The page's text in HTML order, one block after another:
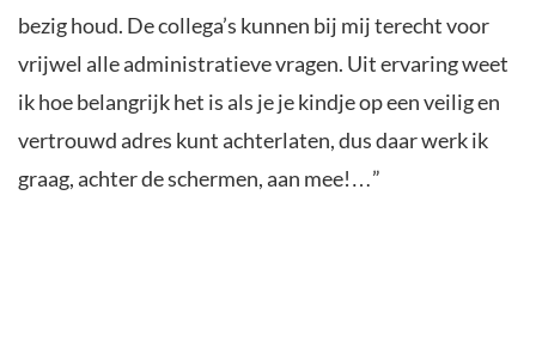
bezig houd. De collega’s kunnen bij mij terecht voor
vrijwel alle administratieve vragen. Uit ervaring weet
ik hoe belangrijk het is als je je kindje op een veilig en
vertrouwd adres kunt achterlaten, dus daar werk ik
graag, achter de schermen, aan mee!…”